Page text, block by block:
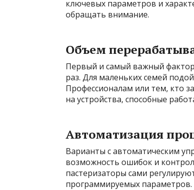
ключевых параметров и
обращать внимание.
Объем
Первый и самый важный
раз. Для маленьких семей
Профессионалам или тем, кто
на устройства, способные
Автоматизация
Варианты с автоматическим
возможность ошибок и
пастеризаторы сами
программируемых параметров.